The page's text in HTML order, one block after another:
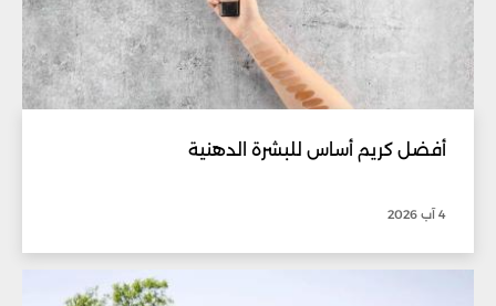
أفضل كريم أساس للبشرة الدهنية
4 آب 2026